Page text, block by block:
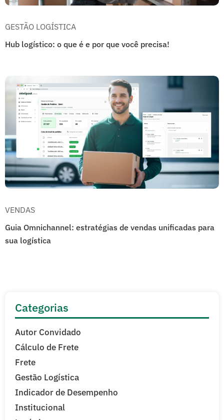
GESTÃO LOGÍSTICA
Hub logístico: o que é e por que você precisa!
VENDAS
Guia Omnichannel: estratégias de vendas unificadas para
sua logística
Categorias
Autor Convidado
Cálculo de Frete
Frete
Gestão Logística
Indicador de Desempenho
Institucional